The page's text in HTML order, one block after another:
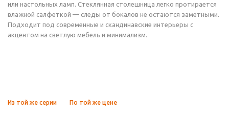
или настольных ламп. Стеклянная столешница легко протирается
влажной салфеткой — следы от бокалов не остаются заметными.
Подходит под современные и скандинавские интерьеры с
акцентом на светлую мебель и минимализм.
Из той же серии По той же цене